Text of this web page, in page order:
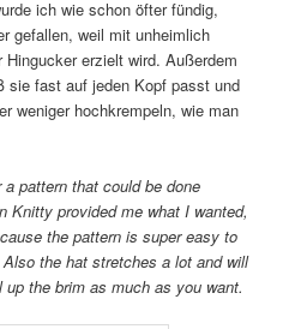
ich wie schon öfter fündig,
gefallen, weil mit unheimlich
erzielt wird. Außerdem
sie fast auf jeden Kopf passt und
weniger hochkrempeln, wie man
pattern that could be done
Knitty provided me what I wanted,
the pattern is super easy to
the hat stretches a lot and will
the brim as much as you want.